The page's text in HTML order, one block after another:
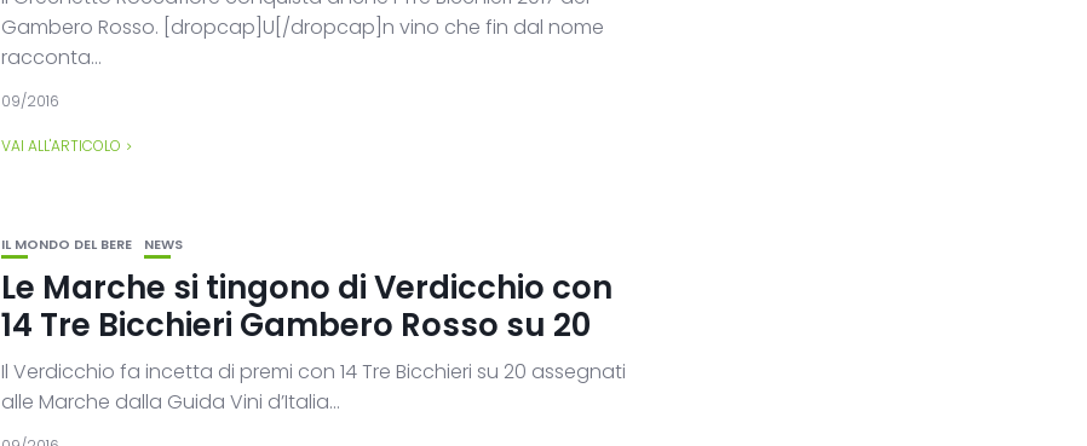
Gambero Rosso. [dropcap]U[/dropcap]n vino che fin dal nome
racconta...
09/2016
VAI ALL'ARTICOLO
IL MONDO DEL BERE NEWS
Le Marche si tingono di Verdicchio con
14 Tre Bicchieri Gambero Rosso su 20
Il Verdicchio fa incetta di premi con 14 Tre Bicchieri su 20 assegnati
alle Marche dalla Guida Vini d’Italia...